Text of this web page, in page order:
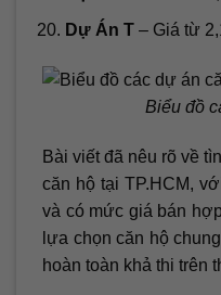
Dự Án T– Giá từ
Biểu đồ
Bài viết đã nêu rõ về
căn hộ tại TP.HCM,
và có mức giá bán
lựa chọn căn hộ
hoàn toàn khả thi trên